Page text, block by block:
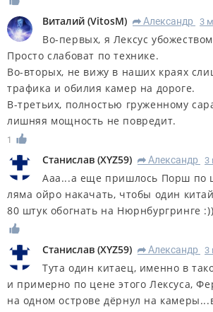
Виталий (VitosM) R Александр 3
Во-первых, я Лексус
Просто слабоват по технике.
Во-вторых, не вижу в наших краях
трафика и обилия камер на дороге.
В-третьих, полностью груженному
лишняя мощность не повредит.
1
Станислав (XYZ59) R Александр 3
Ааа...а еще пришлось Порш по
ляма ойро накачать, чтобы один
80 штук обогнать на Нюрнбургринге
Станислав (XYZ59) R Александр 3
Тута один китаец, именно в
и примерно по цене этого Лексуса,
на одном острове дёрнул на